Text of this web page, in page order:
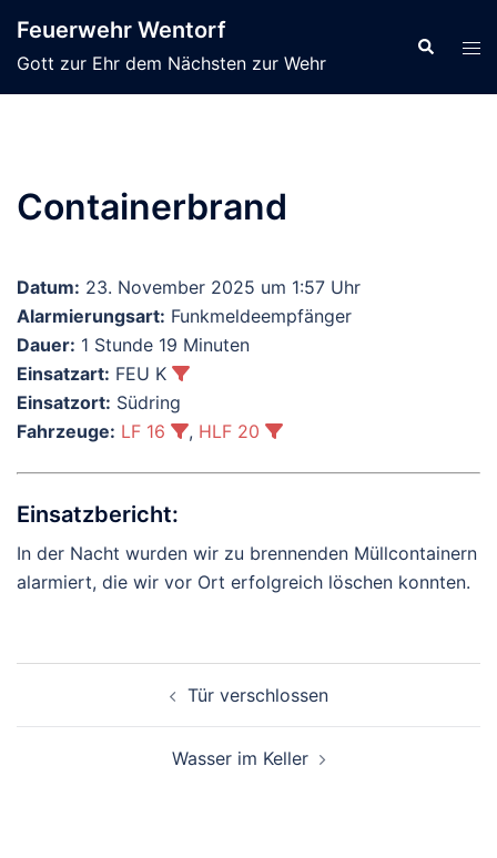
Inhalt
springen
Feuerwehr Wentorf
Gott zur Ehr dem Nächsten zur Wehr
Suche
Containerbrand
Datum: 23. November 2025 um 1:57 Uhr
Alarmierungsart: Funkmeldeempfänger
Dauer: 1 Stunde 19 Minuten
Einsatzart: FEU K
Einsatzort: Südring
Fahrzeuge: LF 16 , HLF 20
Einsatzbericht:
In der Nacht wurden wir zu brennenden Müllcontainern
alarmiert, die wir vor Ort erfolgreich löschen konnten.
Tür verschlossen
Wasser im Keller